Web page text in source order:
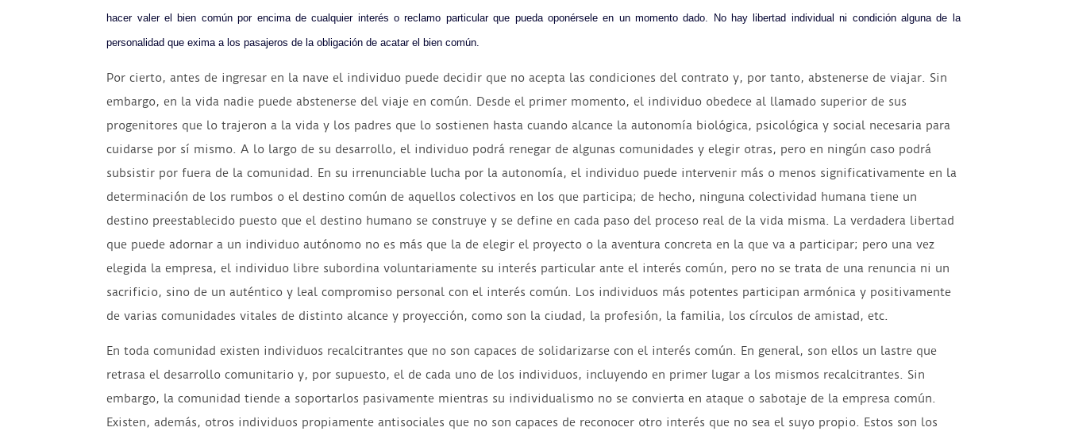
hacer valer el bien común por encima de cualquier interés o reclamo particular que pueda oponérsele en un momento dado. No hay libertad individual ni condición alguna de la
personalidad que exima a los pasajeros de la obligación de acatar el bien común.
Por cierto, antes de ingresar en la nave el individuo puede decidir que no acepta las condiciones del contrato y, por tanto, abstenerse de viajar. Sin
embargo, en la vida nadie puede abstenerse del viaje en común. Desde el primer momento, el individuo obedece al llamado superior de sus
progenitores que lo trajeron a la vida y los padres que lo sostienen hasta cuando alcance la autonomía biológica, psicológica y social necesaria para
cuidarse por sí mismo. A lo largo de su desarrollo, el individuo podrá renegar de algunas comunidades y elegir otras, pero en ningún caso podrá
subsistir por fuera de la comunidad. En su irrenunciable lucha por la autonomía, el individuo puede intervenir más o menos significativamente en la
determinación de los rumbos o el destino común de aquellos colectivos en los que participa; de hecho, ninguna colectividad humana tiene un
destino preestablecido puesto que el destino humano se construye y se define en cada paso del proceso real de la vida misma. La verdadera libertad
que puede adornar a un individuo autónomo no es más que la de elegir el proyecto o la aventura concreta en la que va a participar; pero una vez
elegida la empresa, el individuo libre subordina voluntariamente su interés particular ante el interés común, pero no se trata de una renuncia ni un
sacrificio, sino de un auténtico y leal compromiso personal con el interés común. Los individuos más potentes participan armónica y positivamente
de varias comunidades vitales de distinto alcance y proyección, como son la ciudad, la profesión, la familia, los círculos de amistad, etc.
En toda comunidad existen individuos recalcitrantes que no son capaces de solidarizarse con el interés común. En general, son ellos un lastre que
retrasa el desarrollo comunitario y, por supuesto, el de cada uno de los individuos, incluyendo en primer lugar a los mismos recalcitrantes. Sin
embargo, la comunidad tiende a soportarlos pasivamente mientras su individualismo no se convierta en ataque o sabotaje de la empresa común.
Existen, además, otros individuos propiamente antisociales que no son capaces de reconocer otro interés que no sea el suyo propio. Estos son los